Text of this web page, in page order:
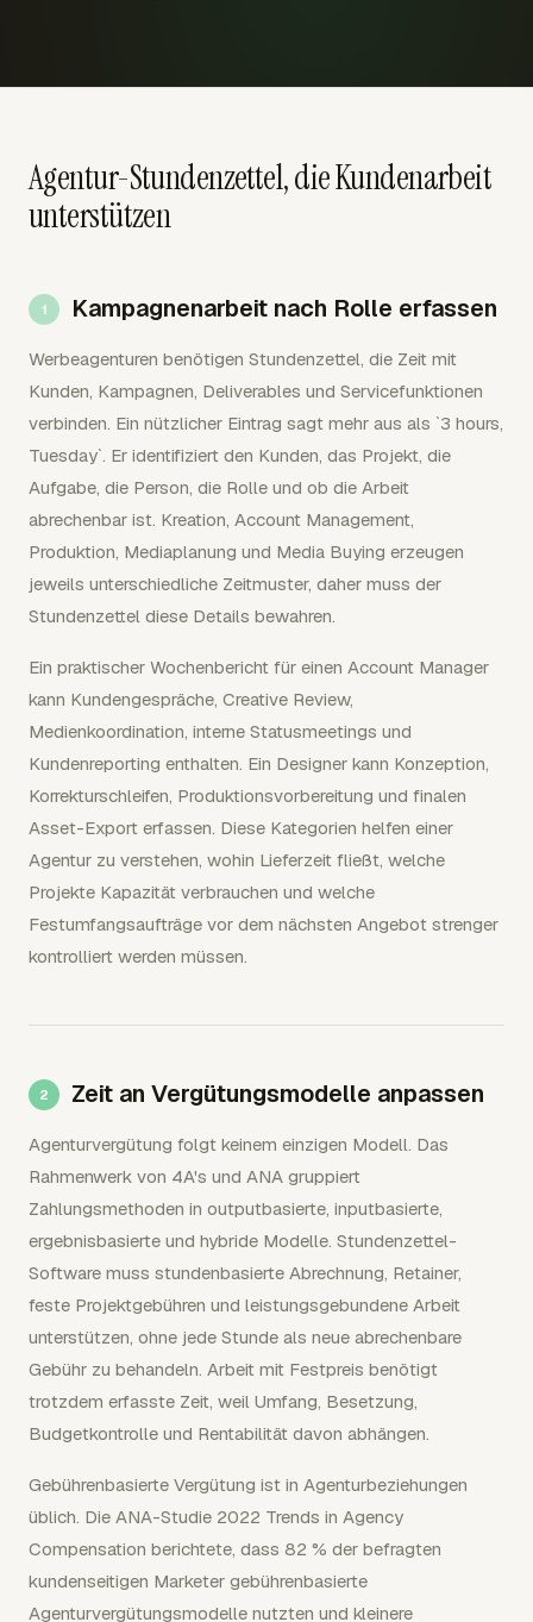
Agentur-Stundenzettel, die Kundenarbeit
unterstützen
Kampagnenarbeit nach Rolle erfassen
Werbeagenturen benötigen Stundenzettel, die Zeit mit
Kunden, Kampagnen, Deliverables und Servicefunktionen
verbinden. Ein nützlicher Eintrag sagt mehr aus als `3 hours,
Tuesday`. Er identifiziert den Kunden, das Projekt, die
Aufgabe, die Person, die Rolle und ob die Arbeit
abrechenbar ist. Kreation, Account Management,
Produktion, Mediaplanung und Media Buying erzeugen
jeweils unterschiedliche Zeitmuster, daher muss der
Stundenzettel diese Details bewahren.
Ein praktischer Wochenbericht für einen Account Manager
kann Kundengespräche, Creative Review,
Medienkoordination, interne Statusmeetings und
Kundenreporting enthalten. Ein Designer kann Konzeption,
Korrekturschleifen, Produktionsvorbereitung und finalen
Asset-Export erfassen. Diese Kategorien helfen einer
Agentur zu verstehen, wohin Lieferzeit fließt, welche
Projekte Kapazität verbrauchen und welche
Festumfangsaufträge vor dem nächsten Angebot strenger
kontrolliert werden müssen.
Zeit an Vergütungsmodelle anpassen
Agenturvergütung folgt keinem einzigen Modell. Das
Rahmenwerk von 4A's und ANA gruppiert
Zahlungsmethoden in outputbasierte, inputbasierte,
ergebnisbasierte und hybride Modelle. Stundenzettel-
Software muss stundenbasierte Abrechnung, Retainer,
feste Projektgebühren und leistungsgebundene Arbeit
unterstützen, ohne jede Stunde als neue abrechenbare
Gebühr zu behandeln. Arbeit mit Festpreis benötigt
trotzdem erfasste Zeit, weil Umfang, Besetzung,
Budgetkontrolle und Rentabilität davon abhängen.
Gebührenbasierte Vergütung ist in Agenturbeziehungen
üblich. Die ANA-Studie 2022 Trends in Agency
Compensation berichtete, dass 82 % der befragten
kundenseitigen Marketer gebührenbasierte
Agenturvergütungsmodelle nutzten und kleinere